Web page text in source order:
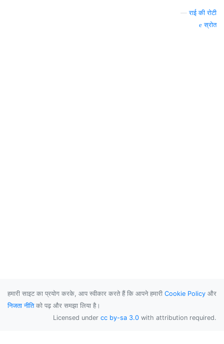
—राई की रोटी
स्रोत
हमारी साइट का प्रयोग करके, आप स्वीकार करते हैं कि आपने हमारी Cookie Policy और
निजता नीतिको पढ़ और समझा लिया है।
Licensed under cc by-sa 3.0 with attribution required.